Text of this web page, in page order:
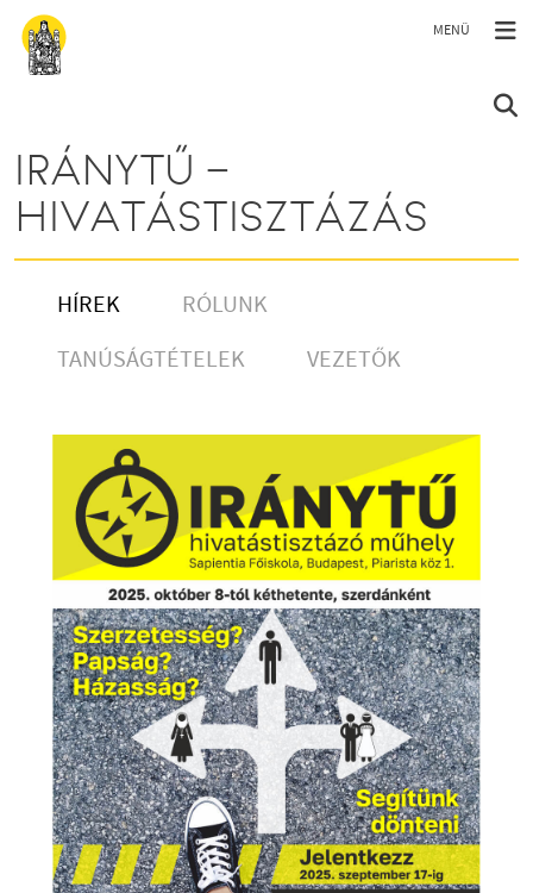
Ugrás a tartalomra
IRÁNYTŰ –
HIVATÁSTISZTÁZÁS
HÍREK
RÓLUNK
TANÚSÁGTÉTELEK
VEZETŐK